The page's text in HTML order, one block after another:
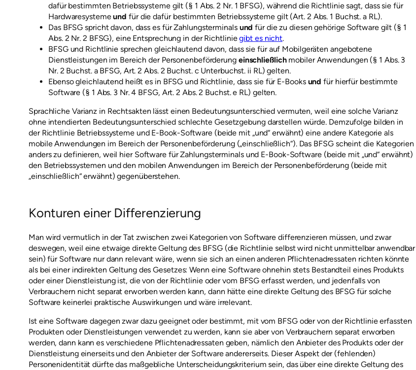
dafür bestimmten Betriebssysteme gilt (§ 1 Abs. 2 Nr. 1 BFSG), während die Richtlinie sagt, dass sie für
Hardwaresystemeund für die dafür bestimmten Betriebssysteme gilt (Art. 2 Abs. 1 Buchst. a RL).
Das BFSG spricht davon, dass es für Zahlungsterminals und für die zu diesen gehörige Software gilt (§ 1
Abs. 2 Nr. 2 BFSG), eine Entsprechung in der Richtliniegibt es nicht.
BFSG und Richtlinie sprechen gleichlautend davon, dass sie für auf Mobilgeräten angebotene
Dienstleistungen im Bereich der Personenbeförderung einschließlichmobiler Anwendungen (§ 1 Abs. 3
Nr. 2 Buchst. a BFSG, Art. 2 Abs. 2 Buchst. c Unterbuchst. ii RL) gelten.
Ebenso gleichlautend heißt es in BFSG und Richtlinie, dass sie für E-Books und für hierfür bestimmte
Software (§ 1 Abs. 3 Nr. 4 BFSG, Art. 2 Abs. 2 Buchst. e RL) gelten.
Sprachliche Varianz in Rechtsakten lässt einen Bedeutungsunterschied vermuten, weil eine solche Varianz
ohne intendierten Bedeutungsunterschied schlechte Gesetzgebung darstellen würde. Demzufolge bilden in
der Richtlinie Betriebssysteme und E-Book-Software (beide mit „und“ erwähnt) eine andere Kategorie als
mobile Anwendungen im Bereich der Personenbeförderung („einschließlich“). Das BFSG scheint die Kategorien
anders zu definieren, weil hier Software für Zahlungsterminals und E-Book-Software (beide mit „und“ erwähnt)
den Betriebssystemen und den mobilen Anwendungen im Bereich der Personenbeförderung (beide mit
„einschließlich“ erwähnt) gegenüberstehen.
Konturen einer Differenzierung
Man wird vermutlich in der Tat zwischen zwei Kategorien von Software differenzieren müssen, und zwar
deswegen, weil eine etwaige direkte Geltung des BFSG (die Richtlinie selbst wird nicht unmittelbar anwendbar
sein) für Software nur dann relevant wäre, wenn sie sich an einen anderen Pflichtenadressaten richten könnte
als bei einer indirekten Geltung des Gesetzes: Wenn eine Software ohnehin stets Bestandteil eines Produkts
oder einer Dienstleistung ist, die von der Richtlinie oder vom BFSG erfasst werden, und jedenfalls von
Verbrauchern nicht separat erworben werden kann, dann hätte eine direkte Geltung des BFSG für solche
Software keinerlei praktische Auswirkungen und wäre irrelevant.
Ist eine Software dagegen zwar dazu geeignet oder bestimmt, mit vom BFSG oder von der Richtlinie erfassten
Produkten oder Dienstleistungen verwendet zu werden, kann sie aber von Verbrauchern separat erworben
werden, dann kann es verschiedene Pflichtenadressaten geben, nämlich den Anbieter des Produkts oder der
Dienstleistung einerseits und den Anbieter der Software andererseits. Dieser Aspekt der (fehlenden)
Personenidentität dürfte das maßgebliche Unterscheidungskriterium sein, das über eine direkte Geltung des